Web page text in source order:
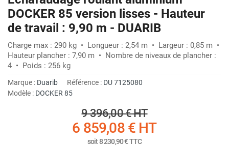
DOCKER 85 version lisses - Hauteur
de travail : 9,90 m - DUARIB
Charge max : 290 kg • Longueur : 2,54 m • Largeur : 0,85 m •
Hauteur plancher : 7,90 m • Nombre de niveaux de plancher :
4 • Poids : 256 kg
Marque : Duarib Référence : DU 7125080
Modèle : DOCKER 85
9 396,00 €HT
6 859,08 € HT
soit8 230,90 €TTC